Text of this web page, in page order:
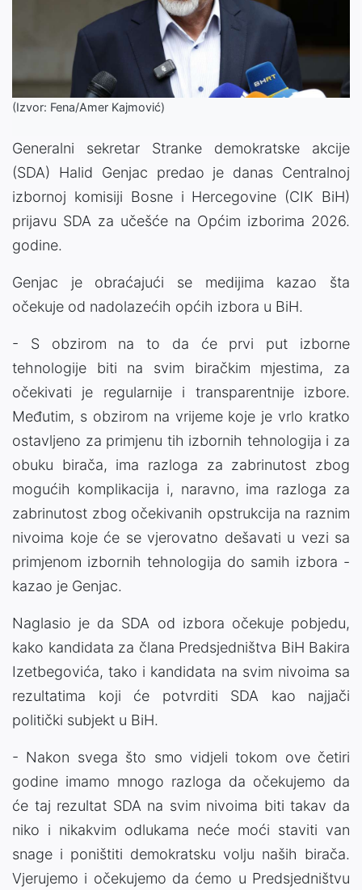
(Izvor: Fena/Amer Kajmović)
Generalni sekretar Stranke demokratske akcije
(SDA) Halid Genjac predao je danas Centralnoj
izbornoj komisiji Bosne i Hercegovine (CIK BiH)
prijavu SDA za učešće na Općim izborima 2026.
godine.
Genjac je obraćajući se medijima kazao šta
očekuje od nadolazećih općih izbora u BiH.
- S obzirom na to da će prvi put izborne
tehnologije biti na svim biračkim mjestima, za
očekivati je regularnije i transparentnije izbore.
Međutim, s obzirom na vrijeme koje je vrlo kratko
ostavljeno za primjenu tih izbornih tehnologija i za
obuku birača, ima razloga za zabrinutost zbog
mogućih komplikacija i, naravno, ima razloga za
zabrinutost zbog očekivanih opstrukcija na raznim
nivoima koje će se vjerovatno dešavati u vezi sa
primjenom izbornih tehnologija do samih izbora -
kazao je Genjac.
Naglasio je da SDA od izbora očekuje pobjedu,
kako kandidata za člana Predsjedništva BiH Bakira
Izetbegovića, tako i kandidata na svim nivoima sa
rezultatima koji će potvrditi SDA kao najjači
politički subjekt u BiH.
- Nakon svega što smo vidjeli tokom ove četiri
godine imamo mnogo razloga da očekujemo da
će taj rezultat SDA na svim nivoima biti takav da
niko i nikakvim odlukama neće moći staviti van
snage i poništiti demokratsku volju naših birača.
Vjerujemo i očekujemo da ćemo u Predsjedništvu